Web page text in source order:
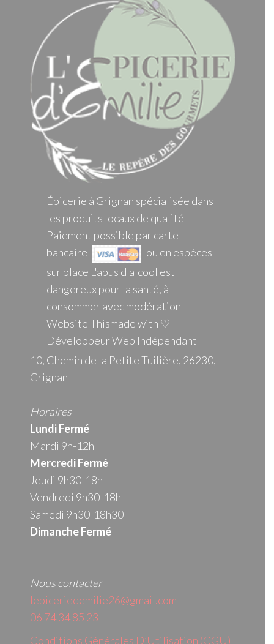
Épicerie à Grignan spécialisée dans
les produits locaux de qualité
Paiement possible par carte
bancaire
ou en espèces
sur place L'abus d'alcool est
dangereux pour la santé, à
consommer avec modération
Website Thismade with ♡
Développeur Web Indépendant
10, Chemin de la Petite Tuilière, 26230,
Grignan
Horaires
Lundi Fermé
Mardi 9h-12h
MercrediFermé
Jeudi 9h30-18h
Vendredi 9h30-18h
Samedi 9h30-18h30
Dimanche Fermé
Nous contacter
lepiceriedemilie26@gmail.com
06 74 34 85 23
Conditions Générales D’Utilisation (CGU)